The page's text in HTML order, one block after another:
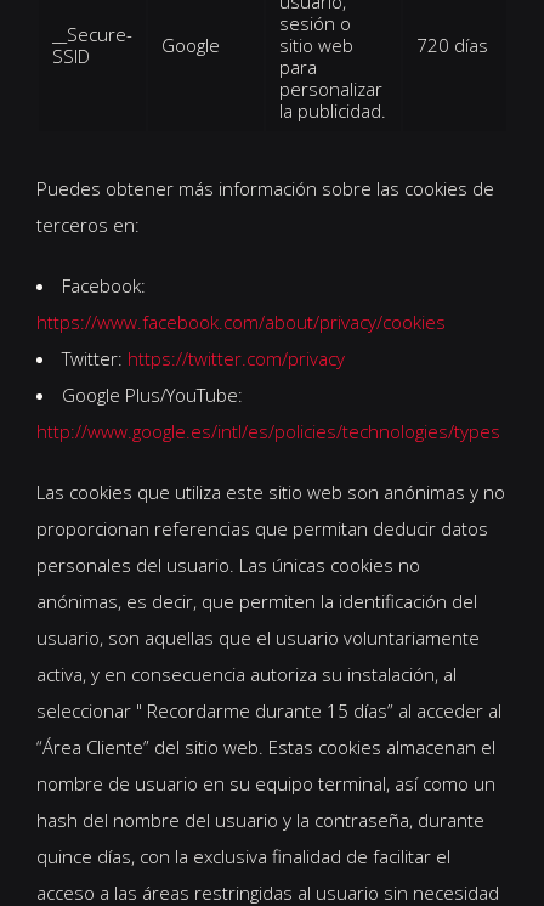
__Secure-
SSID
Google
sesión o
sitio web
para
personalizar
la publicidad.
720 días
Puedes obtener más información sobre las cookies de
terceros en:
Facebook:
https://www.facebook.com/about/privacy/cookies
Twitter: https://twitter.com/privacy
Google Plus/YouTube:
http://www.google.es/intl/es/policies/technologies/types
Las cookies que utiliza este sitio web son anónimas y no
proporcionan referencias que permitan deducir datos
personales del usuario. Las únicas cookies no
anónimas, es decir, que permiten la identificación del
usuario, son aquellas que el usuario voluntariamente
activa, y en consecuencia autoriza su instalación, al
seleccionar " Recordarme durante 15 días” al acceder al
“Área Cliente” del sitio web. Estas cookies almacenan el
nombre de usuario en su equipo terminal, así como un
hash del nombre del usuario y la contraseña, durante
quince días, con la exclusiva finalidad de facilitar el
acceso a las áreas restringidas al usuario sin necesidad